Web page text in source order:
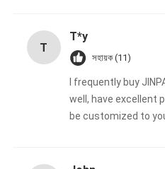
T
T*y
সহায়ক (11)
I frequently buy
well, have excellent
be customized to